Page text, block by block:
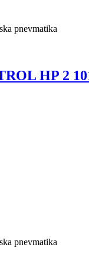
pnevmatika
HP 2
pnevmatika